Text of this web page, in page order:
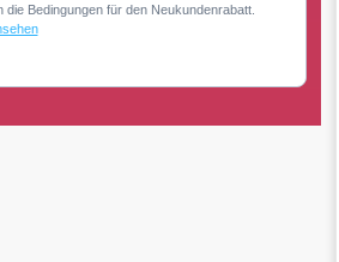
die Bedingungen für den Neukundenrabatt.